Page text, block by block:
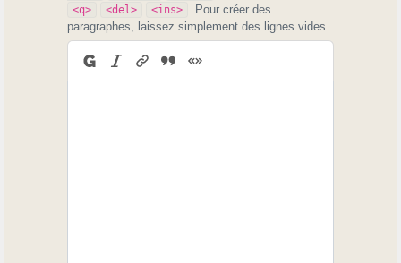
<q> <del> <ins>
. Pour créer des
paragraphes, laissez simplement des lignes vides.